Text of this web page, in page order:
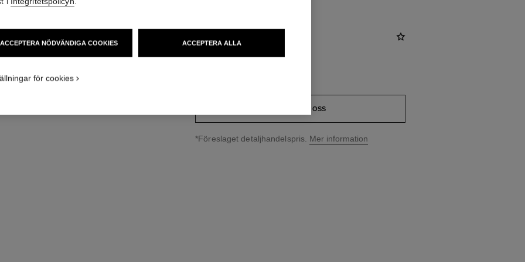
KONTAKTA OSS
↩
*Föreslaget detaljhandelspris. Mer information
ACCEPTERA NÖDVÄNDIGA COOKIES ACCEPTERA ALLA
för cookies